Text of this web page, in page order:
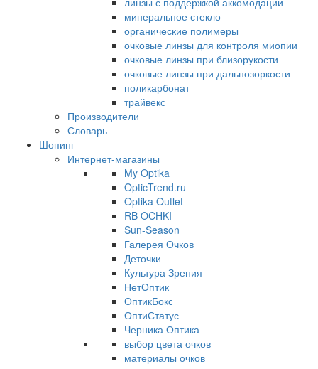
минеральное стекло
органические полимеры
очковые линзы для контроля миопии
очковые линзы при близорукости
очковые линзы при дальнозоркости
поликарбонат
трайвекс
Производители
Словарь
Шопинг
Интернет-магазины
My Optika
OpticTrend.ru
Optika Outlet
RB OCHKI
Sun-Season
Галерея Очков
Деточки
Культура Зрения
НетОптик
ОптикБокс
ОптиСтатус
Черника Оптика
выбор цвета очков
материалы очков